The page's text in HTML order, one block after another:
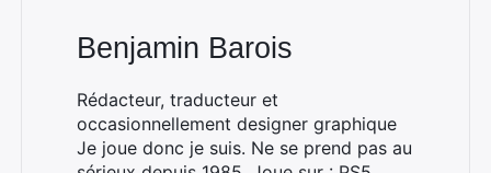
Benjamin Barois
Rédacteur, traducteur et
occasionnellement designer graphique
Je joue donc je suis. Ne se prend pas au